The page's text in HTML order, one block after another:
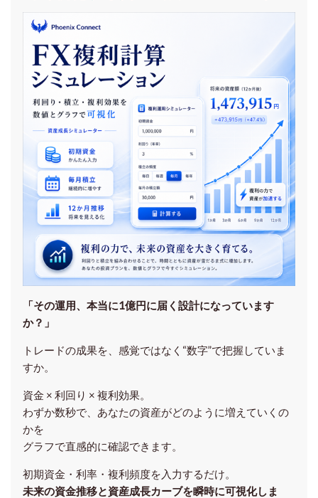
「その運用、本当に1億円に届く設計になっています
か？」
トレードの成果を、感覚ではなく“数字”で把握していま
すか。
資金 × 利回り × 複利効果。
わずか数秒で、あなたの資産がどのように増えていくの
かを
グラフで直感的に確認できます。
初期資金・利率・複利頻度を入力するだけ。
未来の資金推移と資産成長カーブを瞬時に可視化しま